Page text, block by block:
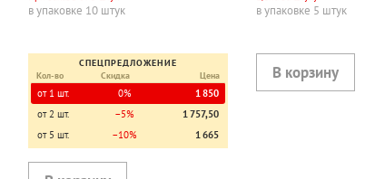
в упаковке 10 штук
СПЕЦПРЕДЛОЖЕНИЕ
Кол-во
Скидка Цена
от 1 шт. 0%
1 850
от 2 шт.
−5%
1 757,50
от 5 шт.
−10% 1 665
в упаковке 5 штук